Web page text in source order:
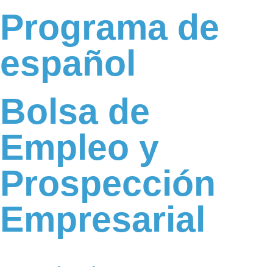
Programa de
español
Bolsa de
Empleo y
Prospección
Empresarial